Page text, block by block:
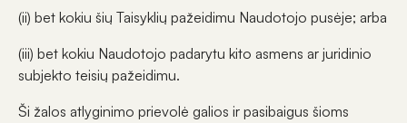
(ii) bet kokiu šių Taisyklių pažeidimu Naudotojo pusėje; arba
(iii) bet kokiu Naudotojo padarytu kito asmens ar juridinio
subjekto teisių pažeidimu.
Ši žalos atlyginimo prievolė galios ir pasibaigus šioms